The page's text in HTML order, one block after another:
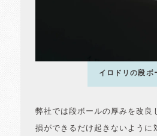
イロドリの段ボ
弊社では段ボールの厚みを改良
損ができるだけ起きないように